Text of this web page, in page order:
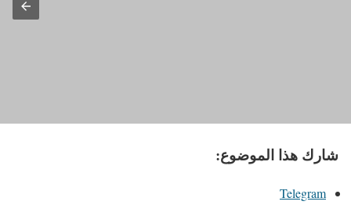
شارك هذا الموضوع:
Telegram